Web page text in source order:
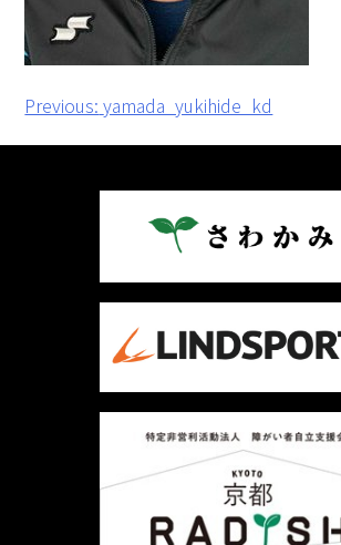
投
稿
Previous: yamada_yukihide_kd